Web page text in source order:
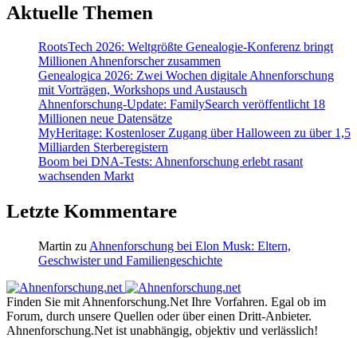
Aktuelle Themen
RootsTech 2026: Weltgrößte Genealogie-Konferenz bringt
Millionen Ahnenforscher zusammen
Genealogica 2026: Zwei Wochen digitale Ahnenforschung
mit Vorträgen, Workshops und Austausch
Ahnenforschung-Update: FamilySearch veröffentlicht 18
Millionen neue Datensätze
MyHeritage: Kostenloser Zugang über Halloween zu über 1,5
Milliarden Sterberegistern
Boom bei DNA-Tests: Ahnenforschung erlebt rasant
wachsenden Markt
Letzte Kommentare
Martin zu Ahnenforschung bei Elon Musk: Eltern,
Geschwister und Familiengeschichte
Finden Sie mit Ahnenforschung.Net Ihre Vorfahren. Egal ob im
Forum, durch unsere Quellen oder über einen Dritt-Anbieter.
Ahnenforschung.Net ist unabhängig, objektiv und verlässlich!